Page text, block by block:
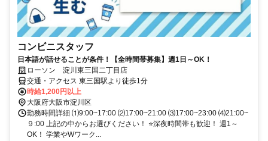
コンビニスタッフ
日本語が話せることが条件！【全時間帯募集】週1日～OK！
ローソン 淀川東三国二丁目店
交通・アクセス 東三国駅より徒歩1分
時給1,200円以上
大阪府大阪市淀川区
勤務時間詳細 ⑴9:00~17:00 ⑵17:00~21:00 ⑶17:00~23:00 ⑷21:00~
９:00 上記の中からお選びください！ ⭐深夜時間帯も歓迎！ 週1～
OK！ 学業やWワーク...